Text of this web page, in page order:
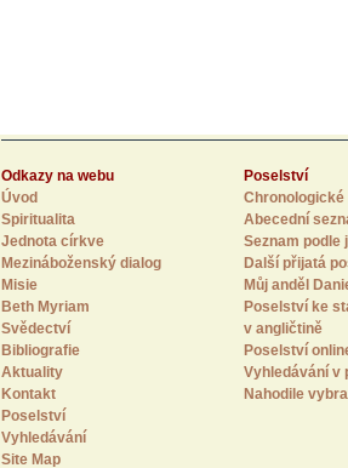
Odkazy na webu
Úvod
Spiritualita
Jednota církve
Mezináboženský dialog
Misie
Beth Myriam
Svědectví
Bibliografie
Aktuality
Kontakt
Poselství
Vyhledávání
Site Map
Poselství
Chronologické
Abecední
Seznam
Další přijatá
Můj anděl
Poselství ke
v angličtině
Poselství
Vyhledávání v
Nahodile